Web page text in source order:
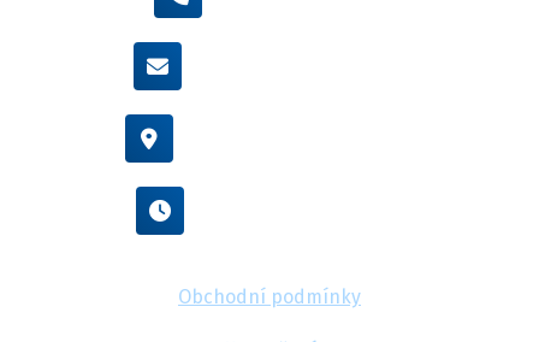
Obchodní podmínky